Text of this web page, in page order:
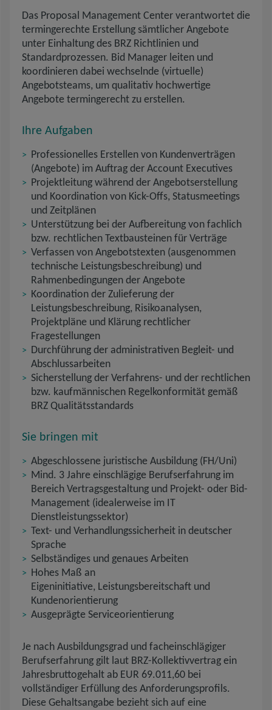
Das Proposal Management Center verantwortet die
termingerechte Erstellung sämtlicher Angebote
unter Einhaltung des BRZ Richtlinien und
Standardprozessen. Bid Manager leiten und
koordinieren dabei wechselnde (virtuelle)
Angebotsteams, um qualitativ hochwertige
Angebote termingerecht zu erstellen.
Ihre Aufgaben
Professionelles Erstellen von Kundenverträgen
(Angebote) im Auftrag der Account Executives
Projektleitung während der Angebotserstellung
und Koordination von Kick-Offs, Statusmeetings
und Zeitplänen
Unterstützung bei der Aufbereitung von fachlich
bzw. rechtlichen Textbausteinen für Verträge
Verfassen von Angebotstexten (ausgenommen
technische Leistungsbeschreibung) und
Rahmenbedingungen der Angebote
Koordination der Zulieferung der
Leistungsbeschreibung, Risikoanalysen,
Projektpläne und Klärung rechtlicher
Fragestellungen
Durchführung der administrativen Begleit- und
Abschlussarbeiten
Sicherstellung der Verfahrens- und der rechtlichen
bzw. kaufmännischen Regelkonformität gemäß
BRZ Qualitätsstandards
Sie bringen mit
Abgeschlossene juristische Ausbildung (FH/Uni)
Mind. 3 Jahre einschlägige Berufserfahrung im
Bereich Vertragsgestaltung und Projekt- oder Bid-
Management (idealerweise im IT
Dienstleistungssektor)
Text- und Verhandlungssicherheit in deutscher
Sprache
Selbständiges und genaues Arbeiten
Hohes Maß an
Eigeninitiative, Leistungsbereitschaft und
Kundenorientierung
Ausgeprägte Serviceorientierung
Je nach Ausbildungsgrad und facheinschlägiger
Berufserfahrung gilt laut BRZ-Kollektivvertrag ein
Jahresbruttogehalt ab EUR 69.011,60 bei
vollständiger Erfüllung des Anforderungsprofils.
Diese Gehaltsangabe bezieht sich auf eine